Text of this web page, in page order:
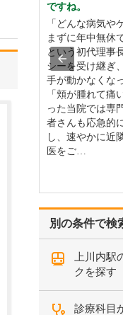
別の条件で検
上川内
クを探す
診療科目
ですね。
「どんな病気や
まずに年中無休
という初代理事
シーを受け継ぎ
手が動かなくな
「頬が腫れて痛
った当院では専
者さんも応急的
し、速やかに近
医をご…